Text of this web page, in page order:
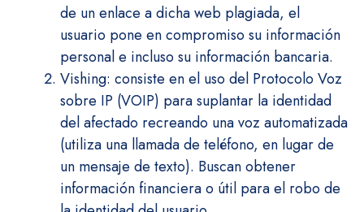
de un enlace a dicha web plagiada, el
usuario pone en compromiso su información
personal e incluso su información bancaria.
Vishing: consiste en el uso del Protocolo Voz
sobre IP (VOIP) para suplantar la identidad
del afectado recreando una voz automatizada
(utiliza una llamada de teléfono, en lugar de
un mensaje de texto). Buscan obtener
información financiera o útil para el robo de